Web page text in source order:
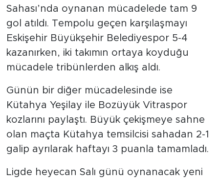
Sahası’nda oynanan mücadelede tam 9
gol atıldı. Tempolu geçen karşılaşmayı
Eskişehir Büyükşehir Belediyespor 5-4
kazanırken, iki takımın ortaya koyduğu
mücadele tribünlerden alkış aldı.
Günün bir diğer mücadelesinde ise
Kütahya Yeşilay ile Bozüyük Vitraspor
kozlarını paylaştı. Büyük çekişmeye sahne
olan maçta Kütahya temsilcisi sahadan 2-1
galip ayrılarak haftayı 3 puanla tamamladı.
Ligde heyecan Salı günü oynanacak yeni